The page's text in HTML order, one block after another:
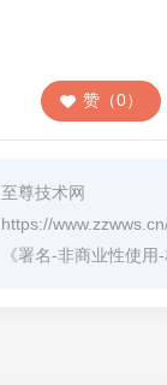
赞（0）
至尊技术网
https://
《署名-非商业性使用-相同方式共